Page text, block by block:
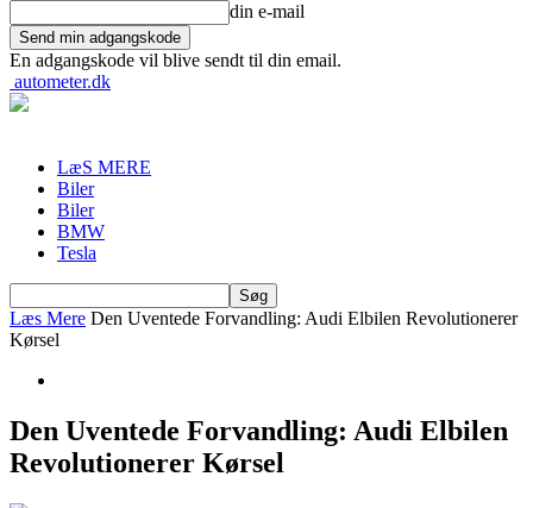
din e-mail
En adgangskode vil blive sendt til din email.
autometer.dk
LæS MERE
Biler
Biler
BMW
Tesla
Læs Mere Den Uventede Forvandling: Audi Elbilen Revolutionerer
Kørsel
Den Uventede Forvandling: Audi Elbilen
Revolutionerer Kørsel